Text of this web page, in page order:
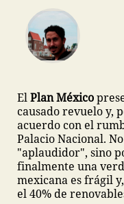
ElPlan México
causado revuelo y,
acuerdo con el
Palacio Nacional.
"aplaudidor", sino
finalmente una
mexicana es frágil
el 40% de